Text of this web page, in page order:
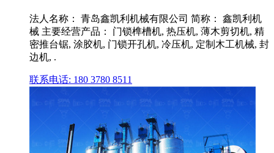
法人名称： 青岛鑫凯利机械有限公司 简称： 鑫凯利机
械 主要经营产品： 门锁榫槽机, 热压机, 薄木剪切机, 精
密推台锯, 涂胶机, 门锁开孔机, 冷压机, 定制木工机械, 封
边机, .
联系电话: 180 3780 8511